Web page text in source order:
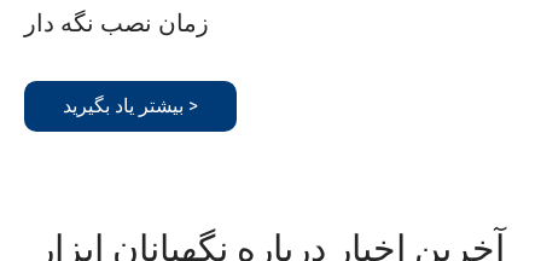
زمان نصب نگه دار
بیشتر یاد بگیرید >
آخرین اخبار درباره نگهبانان ابزار